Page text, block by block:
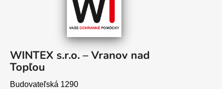
WINTEX s.r.o. – Vranov nad
Topľou
Budovateľská 1290